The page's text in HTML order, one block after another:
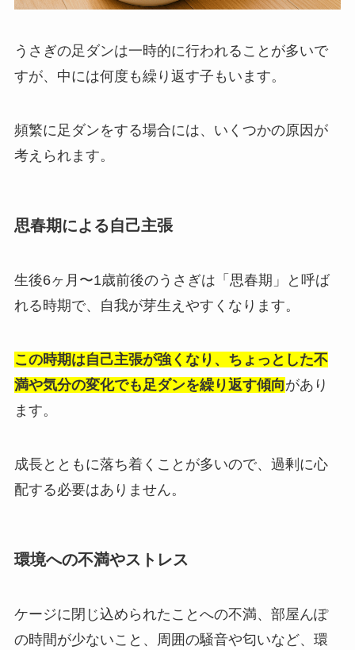
うさぎの足ダンは一時的に行われることが多いで
すが、中には何度も繰り返す子もいます。
頻繁に足ダンをする場合には、いくつかの原因が
考えられます。
思春期による自己主張
生後6ヶ月〜1歳前後のうさぎは「思春期」と呼ば
れる時期で、自我が芽生えやすくなります。
この時期は自己主張が強くなり、ちょっとした不
満や気分の変化でも足ダンを繰り返す傾向があり
ます。
成長とともに落ち着くことが多いので、過剰に心
配する必要はありません。
環境への不満やストレス
ケージに閉じ込められたことへの不満、部屋んぽ
の時間が少ないこと、周囲の騒音や匂いなど、環